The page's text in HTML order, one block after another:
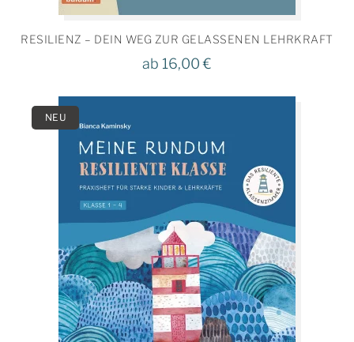
RESILIENZ – DEIN WEG ZUR GELASSENEN LEHRKRAFT
ab 16,00€
NEU